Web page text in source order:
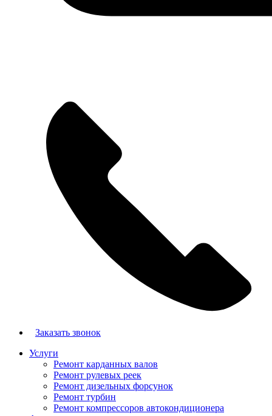
Заказать звонок
Услуги
Ремонт карданных валов
Ремонт рулевых реек
Ремонт дизельных форсунок
Ремонт турбин
Ремонт компрессоров автокондиционера